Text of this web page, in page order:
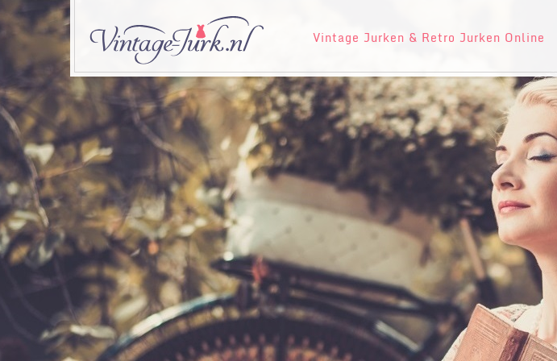
Vintage Jurken & Retro Jurken Online